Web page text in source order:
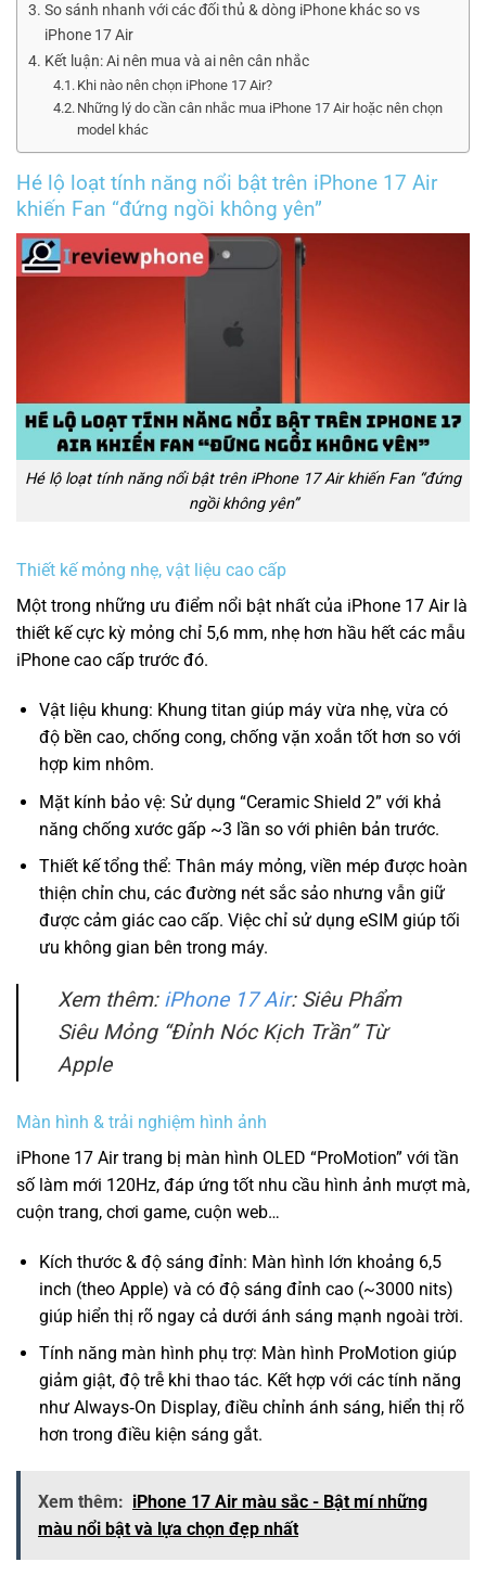
So sánh nhanh với các đối thủ & dòng iPhone khác so vs
iPhone 17 Air
Kết luận: Ai nên mua và ai nên cân nhắc
Khi nào nên chọn iPhone 17 Air?
Những lý do cần cân nhắc mua iPhone 17 Air hoặc nên chọn
model khác
Hé lộ loạt tính năng nổi bật trên iPhone 17 Air
khiến Fan “đứng ngồi không yên”
Hé lộ loạt tính năng nổi bật trên iPhone 17 Air khiến Fan “đứng
ngồi không yên”
Thiết kế mỏng nhẹ, vật liệu cao cấp
Một trong những ưu điểm nổi bật nhất của iPhone 17 Air là
thiết kế cực kỳ mỏng chỉ 5,6 mm, nhẹ hơn hầu hết các mẫu
iPhone cao cấp trước đó.
Vật liệu khung: Khung titan giúp máy vừa nhẹ, vừa có
độ bền cao, chống cong, chống vặn xoắn tốt hơn so với
hợp kim nhôm.
Mặt kính bảo vệ: Sử dụng “Ceramic Shield 2” với khả
năng chống xước gấp ~3 lần so với phiên bản trước.
Thiết kế tổng thể: Thân máy mỏng, viền mép được hoàn
thiện chỉn chu, các đường nét sắc sảo nhưng vẫn giữ
được cảm giác cao cấp. Việc chỉ sử dụng eSIM giúp tối
ưu không gian bên trong máy.
Xem thêm: iPhone 17 Air: Siêu Phẩm
Siêu Mỏng “Đỉnh Nóc Kịch Trần” Từ
Apple
Màn hình & trải nghiệm hình ảnh
iPhone 17 Air trang bị màn hình OLED “ProMotion” với tần
số làm mới 120Hz, đáp ứng tốt nhu cầu hình ảnh mượt mà,
cuộn trang, chơi game, cuộn web…
Kích thước & độ sáng đỉnh: Màn hình lớn khoảng 6,5
inch (theo Apple) và có độ sáng đỉnh cao (~3000 nits)
giúp hiển thị rõ ngay cả dưới ánh sáng mạnh ngoài trời.
Tính năng màn hình phụ trợ: Màn hình ProMotion giúp
giảm giật, độ trễ khi thao tác. Kết hợp với các tính năng
như Always‑On Display, điều chỉnh ánh sáng, hiển thị rõ
hơn trong điều kiện sáng gắt.
Xem thêm: iPhone 17 Air màu sắc - Bật mí những
màu nổi bật và lựa chọn đẹp nhất